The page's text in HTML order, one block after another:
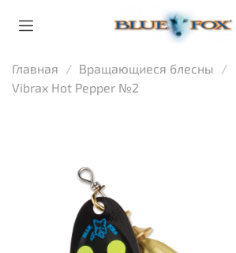
Главная Вращающиеся блесны
Vibrax Hot Pepper №2